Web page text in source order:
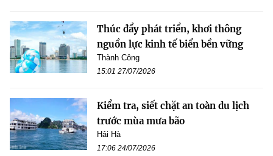
Thúc đẩy phát triển, khơi thông
nguồn lực kinh tế biển bền vững
Thành Công
15:01 27/07/2026
Kiểm tra, siết chặt an toàn du lịch
trước mùa mưa bão
Hải Hà
17:06 24/07/2026